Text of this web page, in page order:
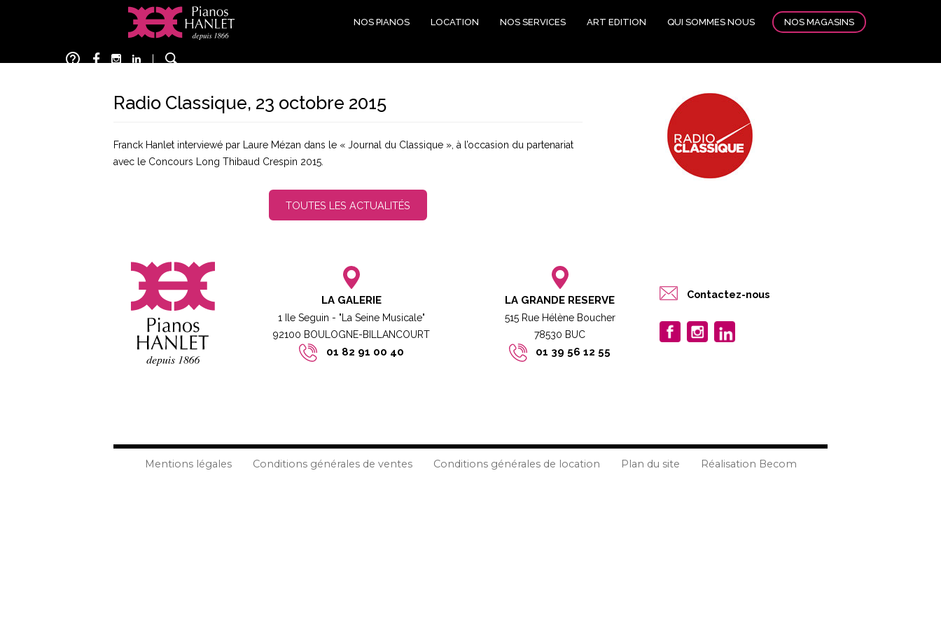
NOS PIANOS LOCATION NOS SERVICES ART EDITION QUI SOMMES NOUS NOS MAGASINS
help_outline
Radio Classique, 23 octobre 2015
Franck Hanlet interviewé par Laure Mézan dans le « Journal du Classique », à l’occasion du partenariat
avec le Concours Long Thibaud Crespin 2015.
TOUTES LES ACTUALITÉS
LA GALERIE
1 Ile Seguin - "La Seine Musicale"
92100 BOULOGNE-BILLANCOURT​
01 82 91 00 40
LA GRANDE RESERVE
515 Rue Hélène Boucher
78530 BUC​​
01 39 56 12 55
Contactez-nous
Mentions légales Conditions générales de ventes Conditions générales de location Plan du site Réalisation Becom